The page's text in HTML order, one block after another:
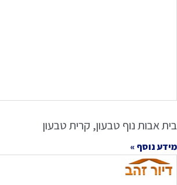
בית אבות נוף טבעון, קרית טבעון
מידע נוסף »